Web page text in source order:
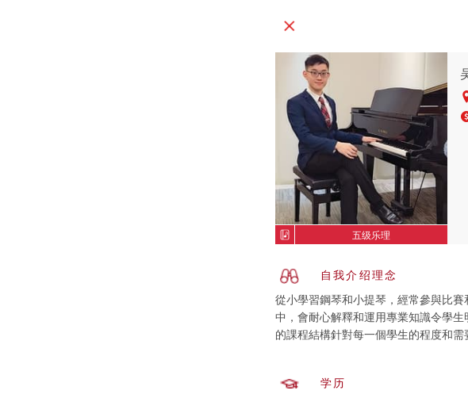
五级乐理
自我介绍理念
從小學習鋼琴和小提琴，經常參與比
中，會耐心解釋和運用專業知識令學
的課程結構針對每一個學生的程度和需
学历